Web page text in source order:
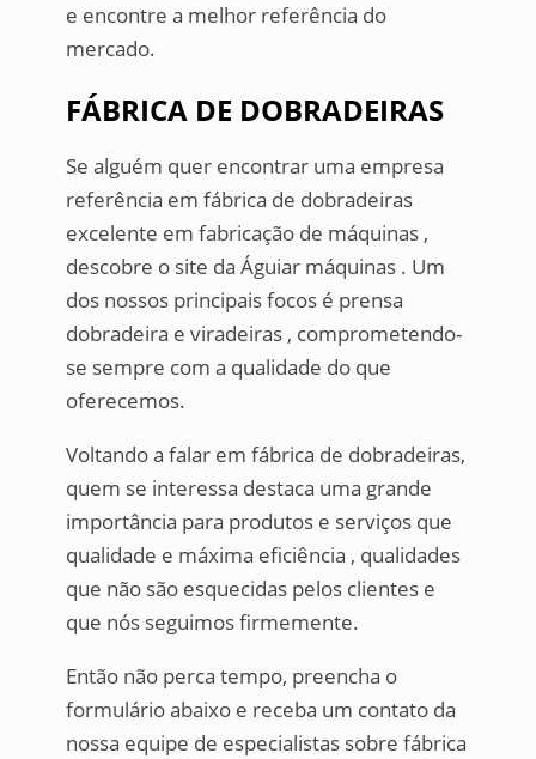
e encontre a melhor referência do
mercado.
FÁBRICA DE DOBRADEIRAS
Se alguém quer encontrar uma empresa
referência em fábrica de dobradeiras
excelente em fabricação de máquinas ,
descobre o site da Águiar máquinas . Um
dos nossos principais focos é prensa
dobradeira e viradeiras , comprometendo-
se sempre com a qualidade do que
oferecemos.
Voltando a falar em fábrica de dobradeiras,
quem se interessa destaca uma grande
importância para produtos e serviços que
qualidade e máxima eficiência , qualidades
que não são esquecidas pelos clientes e
que nós seguimos firmemente.
Então não perca tempo, preencha o
formulário abaixo e receba um contato da
nossa equipe de especialistas sobre fábrica